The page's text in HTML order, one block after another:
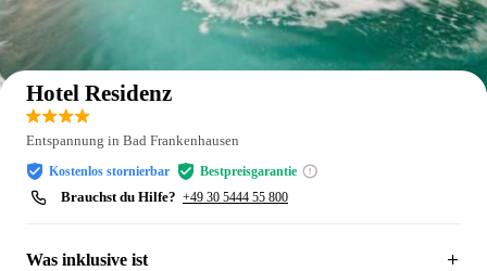
Auf der Karte anzeigen
Hotel Residenz
Entspannung in Bad Frankenhausen
Kostenlos stornierbar Bestpreisgarantie
Brauchst du Hilfe? +49 30 5444 55 800
Was inklusive ist